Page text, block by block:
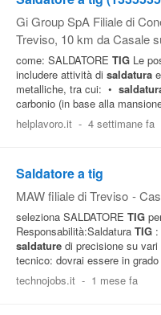
Gi Group SpA Filiale di
Treviso, 10 km da Casale
come: SALDATORE TIG Le
includere attività di saldatura
metalliche, tra cui: •
carbonio (in base alla
helplavoro.it - 4 settimane fa
Saldatore a tig
MAW filiale di Treviso -
seleziona SALDATORE TIG
Responsabilità:Saldatura TIG
saldature di precisione su
tecnico: dovrai essere in
technojobs.it - 1 mese fa